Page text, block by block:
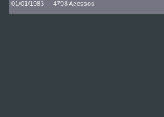
01/01/1983 4798 Acessos